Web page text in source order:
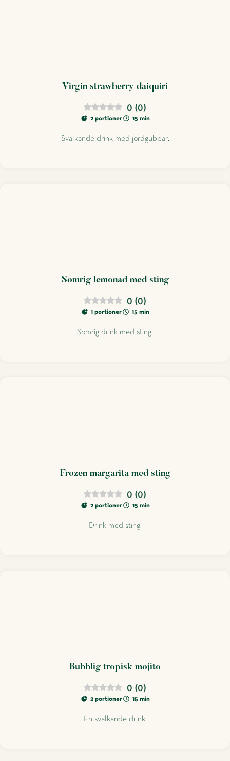
Virgin strawberry daiquiri
0 (0)
2 portioner 15 min
Svalkande drink med jordgubbar.
Somrig lemonad med sting
0 (0)
1 portioner 15 min
Somrig drink med sting.
Frozen margarita med sting
0 (0)
2 portioner 15 min
Drink med sting.
Bubblig tropisk mojito
0 (0)
2 portioner 15 min
En svalkande drink.